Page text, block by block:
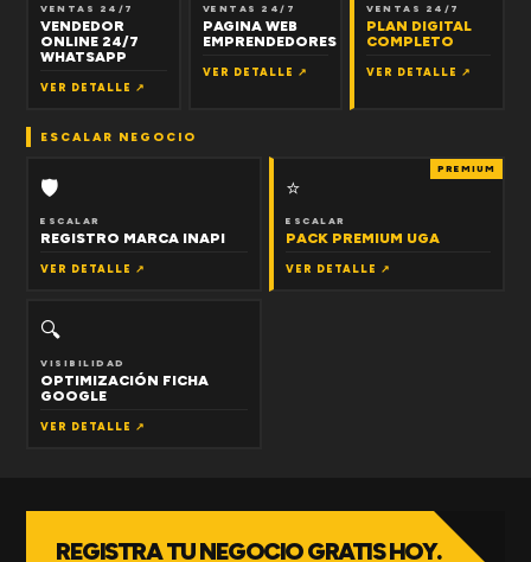
VENTAS 24/7
VENDEDOR
ONLINE 24/7
WHATSAPP
VER DETALLE ↗
VENTAS 24/7
PAGINA WEB
EMPRENDEDORES
VER DETALLE ↗
VENTAS 24/7
PLAN DIGITAL
COMPLETO
VER DETALLE ↗
ESCALAR NEGOCIO
🛡
ESCALAR
REGISTRO MARCA INAPI
VER DETALLE ↗
PREMIUM
⭐
ESCALAR
PACK PREMIUM UGA
VER DETALLE ↗
🔍
VISIBILIDAD
OPTIMIZACIÓN FICHA
GOOGLE
VER DETALLE ↗
REGISTRA TU NEGOCIO GRATIS HOY.